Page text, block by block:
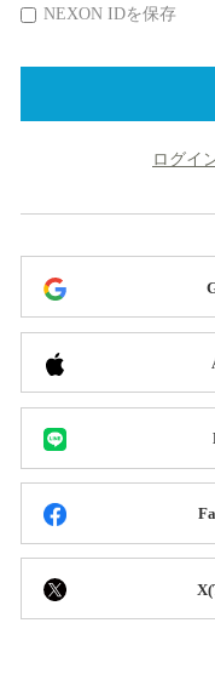
NEXON IDを保存
ログイ